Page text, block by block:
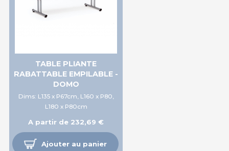
TABLE PLIANTE
RABATTABLE EMPILABLE -
DOMO
Dims: L135 x P67cm, L160 x P80,
L180 x P80cm
A partir de 232,69 €
Ajouter au panier